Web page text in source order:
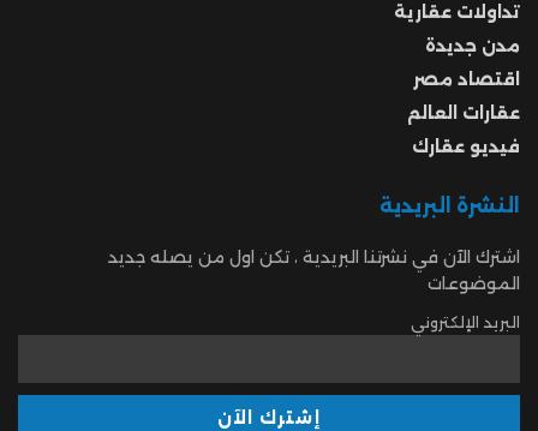
تداولات عقارية
مدن جديدة
اقتصاد مصر
عقارات العالم
فيديو عقارك
النشرة البريدية
اشترك الآن في نشرتنا البريدية ، تكن اول من يصله جديد
الموضوعات
البريد الإلكتروني